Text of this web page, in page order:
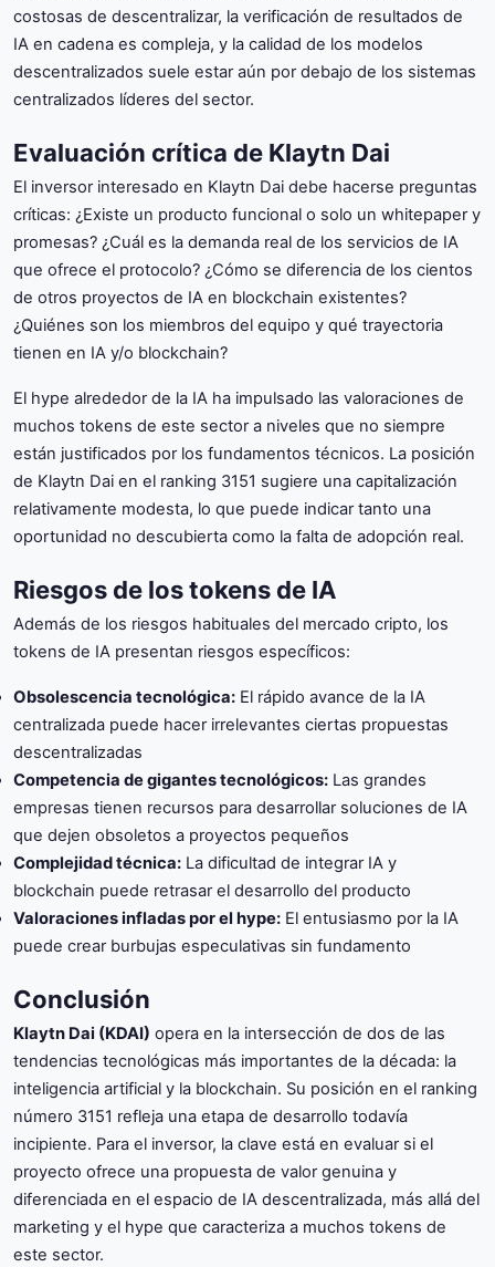
costosas de descentralizar, la verificación de resultados de
IA en cadena es compleja, y la calidad de los modelos
descentralizados suele estar aún por debajo de los sistemas
centralizados líderes del sector.
Evaluación crítica de Klaytn Dai
El inversor interesado en Klaytn Dai debe hacerse preguntas
críticas: ¿Existe un producto funcional o solo un whitepaper y
promesas? ¿Cuál es la demanda real de los servicios de IA
que ofrece el protocolo? ¿Cómo se diferencia de los cientos
de otros proyectos de IA en blockchain existentes?
¿Quiénes son los miembros del equipo y qué trayectoria
tienen en IA y/o blockchain?
El hype alrededor de la IA ha impulsado las valoraciones de
muchos tokens de este sector a niveles que no siempre
están justificados por los fundamentos técnicos. La posición
de Klaytn Dai en el ranking 3151 sugiere una capitalización
relativamente modesta, lo que puede indicar tanto una
oportunidad no descubierta como la falta de adopción real.
Riesgos de los tokens de IA
Además de los riesgos habituales del mercado cripto, los
tokens de IA presentan riesgos específicos:
Obsolescencia tecnológica: El rápido avance de la IA
centralizada puede hacer irrelevantes ciertas propuestas
descentralizadas
Competencia de gigantes tecnológicos: Las grandes
empresas tienen recursos para desarrollar soluciones de IA
que dejen obsoletos a proyectos pequeños
Complejidad técnica: La dificultad de integrar IA y
blockchain puede retrasar el desarrollo del producto
Valoraciones infladas por el hype: El entusiasmo por la IA
puede crear burbujas especulativas sin fundamento
Conclusión
Klaytn Dai (KDAI) opera en la intersección de dos de las
tendencias tecnológicas más importantes de la década: la
inteligencia artificial y la blockchain. Su posición en el ranking
número 3151 refleja una etapa de desarrollo todavía
incipiente. Para el inversor, la clave está en evaluar si el
proyecto ofrece una propuesta de valor genuina y
diferenciada en el espacio de IA descentralizada, más allá del
marketing y el hype que caracteriza a muchos tokens de
este sector.